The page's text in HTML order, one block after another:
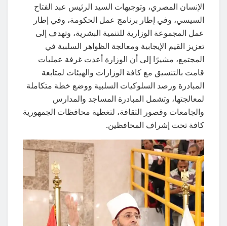
الإنسان المصري، وتوجيهات السيد الرئيس عبد الفتاح
السيسي، وفي إطار برنامج عمل الحكومة، وفي إطار
عمل المجموعة الوزارية للتنمية البشرية، وتهدف إلى
تعزيز القيم الإيجابية ومعالجة الظواهر السلبية في
المجتمع، مشيرًا إلى أن الوزارة أعدت غرفة عمليات
قامت بالتنسيق مع كافة الوزارات والهيئات لمتابعة
المبادرة ورصد السلوكيات السلبية ووضع خطة متكاملة
لمعالجتها، وتشمل المبادرة المساجد والمدارس
والجامعات وقصور الثقافة، لتغطية محافظات الجمهورية
كافة تحت إشراف المحافظين.